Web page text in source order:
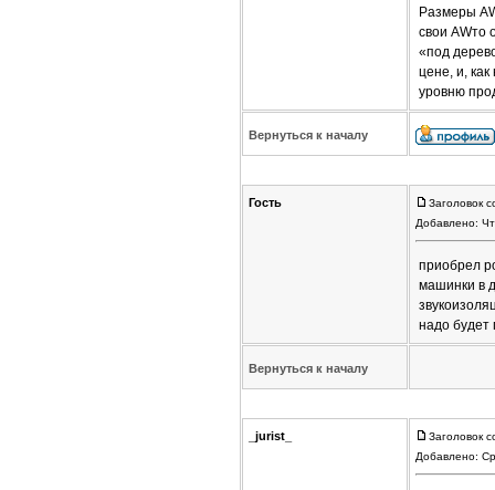
Размеры
свои AWто
«под
цене, и,
уровню
Вернуться к началу
Гость
Заголовок
Добавлено:
приобрел
машинки в
надо будет
Вернуться к началу
_jurist_
Заголовок
Добавлено: